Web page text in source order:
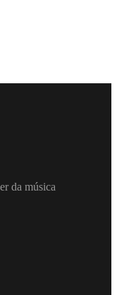
da música